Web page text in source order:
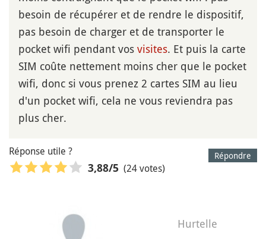
besoin de récupérer et de rendre le dispositif,
pas besoin de charger et de transporter le
pocket wifi pendant vos visites. Et puis la carte
SIM coûte nettement moins cher que le pocket
wifi, donc si vous prenez 2 cartes SIM au lieu
d'un pocket wifi, cela ne vous reviendra pas
plus cher.
Répondre
Réponse utile ?
3,88/5 (24 votes)
Hurtelle